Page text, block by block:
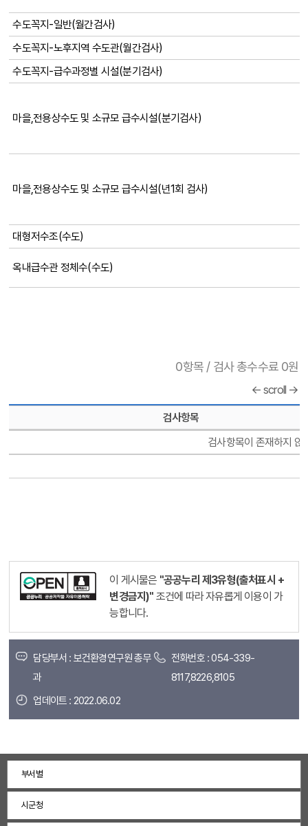
수도꼭지-일반(월간검사)
수도꼭지-노후지역 수도관(월간검사)
수도꼭지-급수과정별 시설(분기검사)
마을,전용상수도 및 소규모 급수시설(분기검사)
마을,전용상수도 및 소규모 급수시설(년1회 검사)
대형저수조(수도)
옥내급수관 정체수(수도)
0항목 / 검사 총수수료 0원
← scroll →
검사항목
검사항목이 존재하지 않
이 게시물은 "공공누리 제3유형(출처표시 +
변경금지)" 조건에 따라 자유롭게 이용이 가
능합니다.
담당부서 : 보건환경연구원 총무
과
전화번호 : 054-339-
8117,8226,8105
업데이트 : 2022.06.02
부서별
시군청